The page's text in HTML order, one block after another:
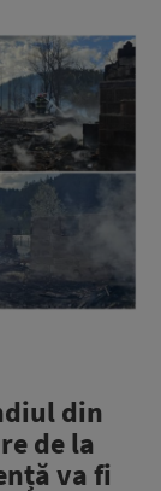
din
de la
va fi